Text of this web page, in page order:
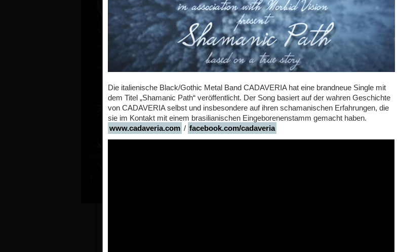
Die italienische Black/Gothic Metal Band CADAVERIA hat eine brandneue Single mit
dem Titel „Shamanic Path“ veröffentlicht. Der Song basiert auf der wahren Geschichte
von CADAVERIA selbst und insbesondere auf ihren schamanischen Erfahrungen, die
sie im Kontakt mit einem brasilianischen Eingeborenenstamm gemacht haben.
www.cadaveria.com / facebook.com/cadaveria